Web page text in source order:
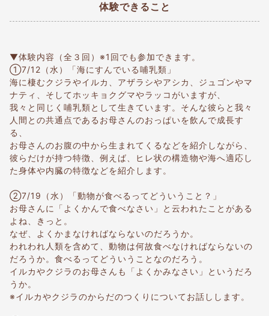
体験できること
▼体験内容（全３回）※1回でも参加できます。
①7/12（水）「海にすんでいる哺乳類」
海に棲むクジラやイルカ、アザラシやアシカ、ジュゴンやマ
ナティ、そしてホッキョクグマやラッコがいますが、
我々と同じく哺乳類として生きています。そんな彼らと我々
人間との共通点であるお母さんのおっぱいを飲んで成長す
る、
お母さんのお腹の中から生まれてくるなどを紹介しながら、
彼らだけが持つ特徴、例えば、ヒレ状の構造物や海へ適応し
た身体や内臓の特徴などを紹介します。
②7/19（水）「動物が食べるってどういうこと？」
お母さんに「よくかんで食べなさい」と云われたことがある
よね、きっと。
なぜ、よくかまなければならないのだろうか。
われわれ人類を含めて、動物は何故食べなければならないの
だろうか。食べるってどういうことなのだろう。
イルカやクジラのお母さんも「よくかみなさい」というだろ
うか。
※イルカやクジラのからだのつくりについてお話しします。